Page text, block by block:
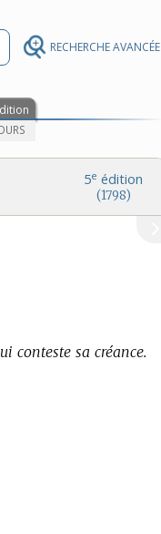
RECHERCHE AVANCÉE
5e édition
(1798)
conteste sa créance.